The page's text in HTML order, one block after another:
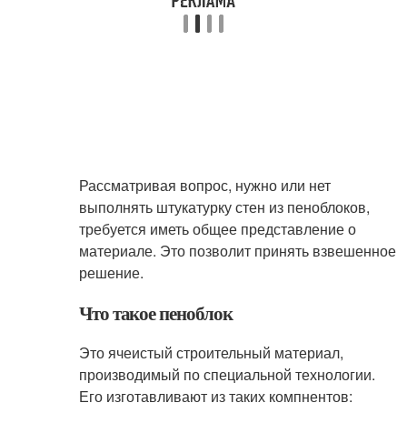
Рассматривая вопрос, нужно или нет
выполнять штукатурку стен из пеноблоков,
требуется иметь общее представление о
материале. Это позволит принять взвешенное
решение.
Что такое пеноблок
Это ячеистый строительный материал,
производимый по специальной технологии.
Его изготавливают из таких компнентов: